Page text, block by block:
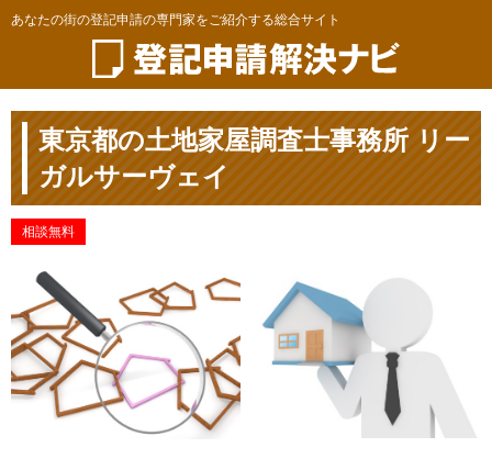
あなたの街の登記申請の専門家をご紹介する総合サイト
東京都の土地家屋調査士事務所 リー
ガルサーヴェイ
相談無料